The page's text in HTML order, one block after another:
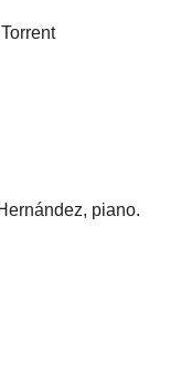
piano.